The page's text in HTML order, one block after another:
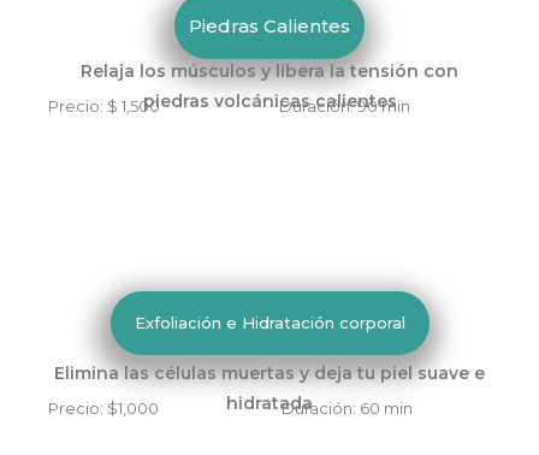
Piedras Calientes
Relaja los músculos y libera la tensión con
piedras volcánicas calientes
Precio: $ 1,500 Duración: 90 min
Exfoliación e Hidratación corporal
Elimina las células muertas y deja tu piel suave e
hidratada
Precio: $1,000 Duración: 60 min